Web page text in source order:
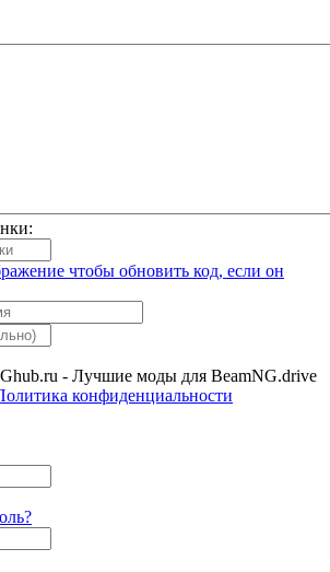
- Лучшие моды для BeamNG.drive
конфиденциальности